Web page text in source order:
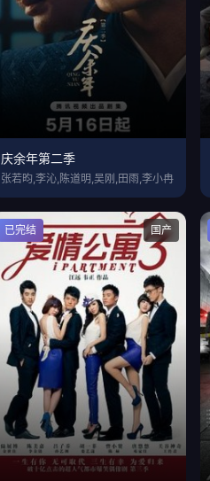
庆余年第二季
张若昀,李沁,陈道明,吴刚,田雨,李小冉
国产
已完结